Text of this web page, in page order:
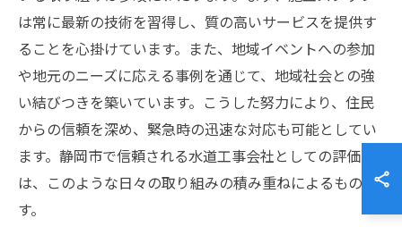
は常に最新の技術を習得し、質の高いサービスを提供す
ることを心掛けています。また、地域イベントへの参加
や地元のニーズに応える事例を通じて、地域社会との強
い結びつきを築いています。こうした努力により、住民
からの信頼を深め、緊急時の迅速な対応も可能としてい
ます。静岡市で信頼される水道工事会社としての評価
は、このような日々の取り組みの積み重ねによるもので
す。